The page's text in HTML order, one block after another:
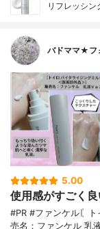
リフレッシン
バドママ★
5.00
使用感がすごく良
#PR #ファンケル〘
売名：ファンケル 乳